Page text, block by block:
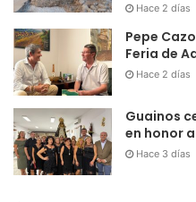
Hace 2 días
Pepe
Feria de
Hace 2 días
Guainos
en honor
Hace 3 días